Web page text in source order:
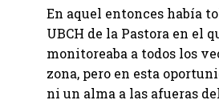
En aquel entonces había
UBCH de la Pastora en el
monitoreaba a todos los
zona, pero en esta
ni un alma a las afueras